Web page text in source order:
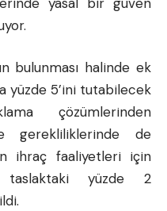
bulunması halinde ek
yüzde 5’ini tutabilecek
çözümlerinden
gerekliliklerinde de
ihraç faaliyetleri için
taslaktaki yüzde 2